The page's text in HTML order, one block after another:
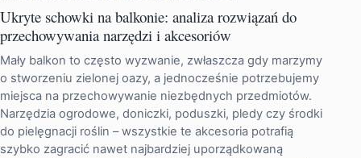
Ukryte schowki na balkonie: analiza rozwiązań do
przechowywania narzędzi i akcesoriów
Mały balkon to często wyzwanie, zwłaszcza gdy marzymy
o stworzeniu zielonej oazy, a jednocześnie potrzebujemy
miejsca na przechowywanie niezbędnych przedmiotów.
Narzędzia ogrodowe, doniczki, poduszki, pledy czy środki
do pielęgnacji roślin – wszystkie te akcesoria potrafią
szybko zagracić nawet najbardziej uporządkowaną